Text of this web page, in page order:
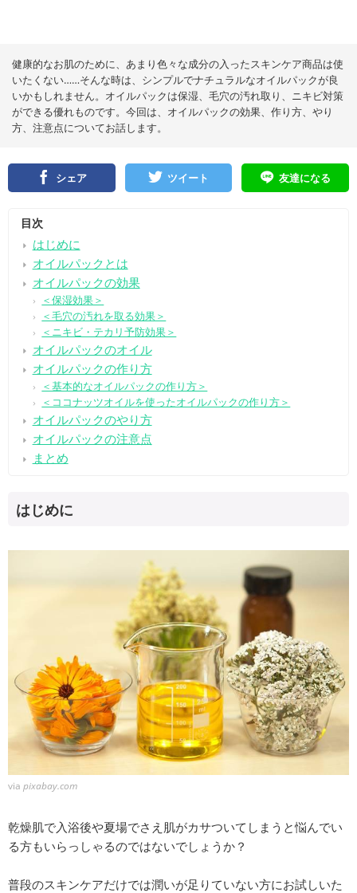
健康的なお肌のために、あまり色々な成分の入ったスキンケア商品は使
いたくない……そんな時は、シンプルでナチュラルなオイルパックが良
いかもしれません。オイルパックは保湿、毛穴の汚れ取り、ニキビ対策
ができる優れものです。今回は、オイルパックの効果、作り方、やり
方、注意点についてお話します。
シェア ツイート 友達になる
目次
はじめに
オイルパックとは
オイルパックの効果
＜保湿効果＞
＜毛穴の汚れを取る効果＞
＜ニキビ・テカリ予防効果＞
オイルパックのオイル
オイルパックの作り方
＜基本的なオイルパックの作り方＞
＜ココナッツオイルを使ったオイルパックの作り方＞
オイルパックのやり方
オイルパックの注意点
まとめ
はじめに
via pixabay.com
乾燥肌で入浴後や夏場でさえ肌がカサついてしまうと悩んでい
る方もいらっしゃるのではないでしょうか？
普段のスキンケアだけでは潤いが足りていない方にお試しいた